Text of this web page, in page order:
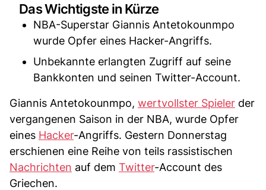
Das Wichtigste in Kürze
NBA-Superstar Giannis Antetokounmpo
wurde Opfer eines Hacker-Angriffs.
Unbekannte erlangten Zugriff auf seine
Bankkonten und seinen Twitter-Account.
Giannis Antetokounmpo, wertvollster Spieler der
vergangenen Saison in der NBA, wurde Opfer
eines Hacker-Angriffs. Gestern Donnerstag
erschienen eine Reihe von teils rassistischen
Nachrichten auf dem Twitter-Account des
Griechen.